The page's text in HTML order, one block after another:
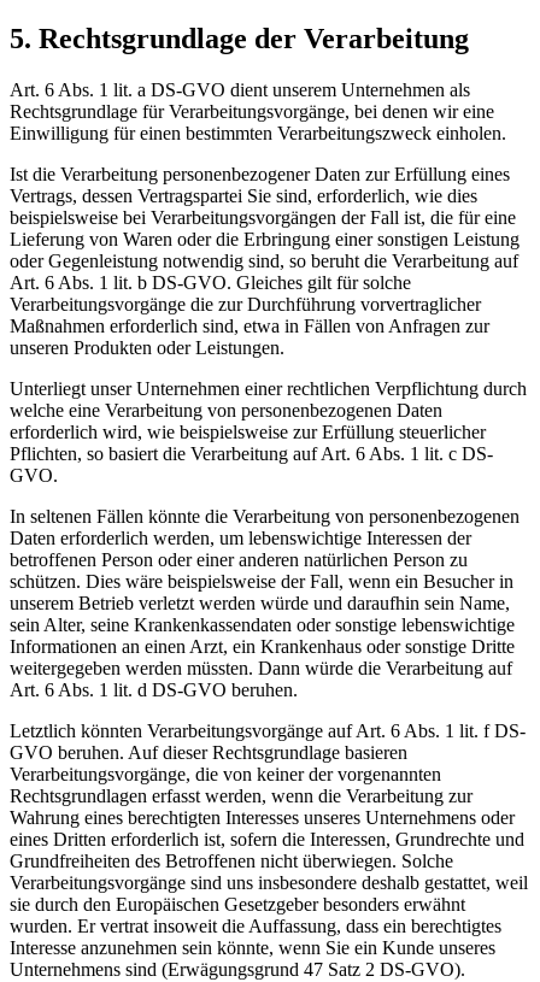
5. Rechtsgrundlage der Verarbeitung
Art. 6 Abs. 1 lit. a DS-GVO dient unserem Unternehmen als
Rechtsgrundlage für Verarbeitungsvorgänge, bei denen wir eine
Einwilligung für einen bestimmten Verarbeitungszweck einholen.
Ist die Verarbeitung personenbezogener Daten zur Erfüllung eines
Vertrags, dessen Vertragspartei Sie sind, erforderlich, wie dies
beispielsweise bei Verarbeitungsvorgängen der Fall ist, die für eine
Lieferung von Waren oder die Erbringung einer sonstigen Leistung
oder Gegenleistung notwendig sind, so beruht die Verarbeitung auf
Art. 6 Abs. 1 lit. b DS-GVO. Gleiches gilt für solche
Verarbeitungsvorgänge die zur Durchführung vorvertraglicher
Maßnahmen erforderlich sind, etwa in Fällen von Anfragen zur
unseren Produkten oder Leistungen.
Unterliegt unser Unternehmen einer rechtlichen Verpflichtung durch
welche eine Verarbeitung von personenbezogenen Daten
erforderlich wird, wie beispielsweise zur Erfüllung steuerlicher
Pflichten, so basiert die Verarbeitung auf Art. 6 Abs. 1 lit. c DS-
GVO.
In seltenen Fällen könnte die Verarbeitung von personenbezogenen
Daten erforderlich werden, um lebenswichtige Interessen der
betroffenen Person oder einer anderen natürlichen Person zu
schützen. Dies wäre beispielsweise der Fall, wenn ein Besucher in
unserem Betrieb verletzt werden würde und daraufhin sein Name,
sein Alter, seine Krankenkassendaten oder sonstige lebenswichtige
Informationen an einen Arzt, ein Krankenhaus oder sonstige Dritte
weitergegeben werden müssten. Dann würde die Verarbeitung auf
Art. 6 Abs. 1 lit. d DS-GVO beruhen.
Letztlich könnten Verarbeitungsvorgänge auf Art. 6 Abs. 1 lit. f DS-
GVO beruhen. Auf dieser Rechtsgrundlage basieren
Verarbeitungsvorgänge, die von keiner der vorgenannten
Rechtsgrundlagen erfasst werden, wenn die Verarbeitung zur
Wahrung eines berechtigten Interesses unseres Unternehmens oder
eines Dritten erforderlich ist, sofern die Interessen, Grundrechte und
Grundfreiheiten des Betroffenen nicht überwiegen. Solche
Verarbeitungsvorgänge sind uns insbesondere deshalb gestattet, weil
sie durch den Europäischen Gesetzgeber besonders erwähnt
wurden. Er vertrat insoweit die Auffassung, dass ein berechtigtes
Interesse anzunehmen sein könnte, wenn Sie ein Kunde unseres
Unternehmens sind (Erwägungsgrund 47 Satz 2 DS-GVO).